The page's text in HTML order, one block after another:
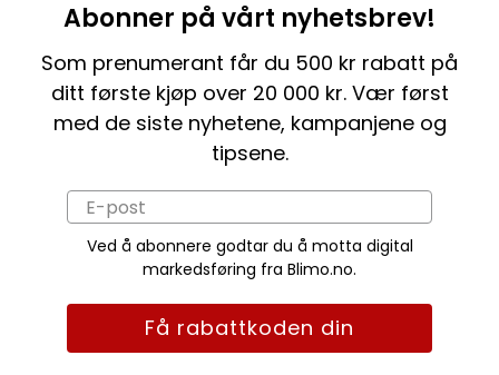
Abonner på vårt nyhetsbrev!
Som prenumerant får du 500 kr rabatt på
ditt første kjøp over 20 000 kr. Vær først
med de siste nyhetene, kampanjene og
tipsene.
Ved å abonnere godtar du å motta digital
markedsføring fra Blimo.no.
Få rabattkoden din